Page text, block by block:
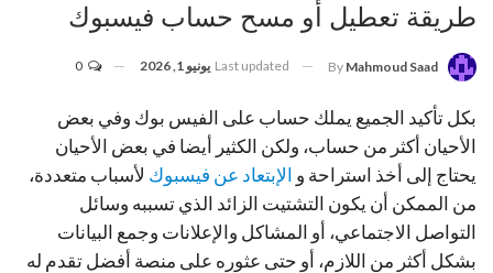
طريقة تعطيل أو مسح حساب فيسبوك
By Mahmoud Saad
Last updated يونيو 1, 2026
بكل تأكيد الجميع يملك حساب على الفيس بوك وفي بعض
الأحيان أكثر من حساب، ولكن الكثير أيضا في بعض الأحيان
يحتاج إلى أخذ استراحة و الإبتعاد عن فيسبوك لأسباب متعددة،
من الممكن أن يكون التشتيت الزائد الذي تسببه وسائل
التواصل الاجتماعي، أو المشاكل والإعلانات وجمع البيانات
بشكل أكثر من اللازم، أو حتى عثوره على منصة أفضل تقدم له